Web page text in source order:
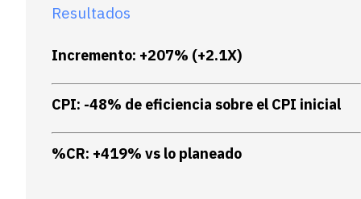
Resultados
Incremento: +207% (+2.1X)
CPI: -48% de eficiencia sobre el CPI inicial
%CR: +419% vs lo planeado